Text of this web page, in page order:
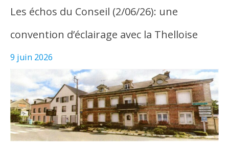
Les échos du Conseil (2/06/26): une
convention d’éclairage avec la Thelloise
9 juin 2026